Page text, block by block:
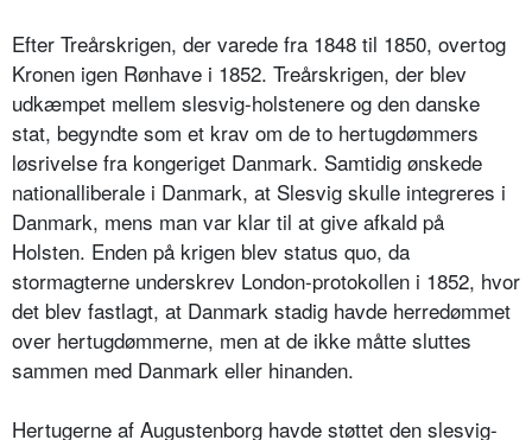
Efter Treårskrigen, der varede fra 1848 til 1850, overtog
Kronen igen Rønhave i 1852. Treårskrigen, der blev
udkæmpet mellem slesvig-holstenere og den danske
stat, begyndte som et krav om de to hertugdømmers
løsrivelse fra kongeriget Danmark. Samtidig ønskede
nationalliberale i Danmark, at Slesvig skulle integreres i
Danmark, mens man var klar til at give afkald på
Holsten. Enden på krigen blev status quo, da
stormagterne underskrev London-protokollen i 1852, hvor
det blev fastlagt, at Danmark stadig havde herredømmet
over hertugdømmerne, men at de ikke måtte sluttes
sammen med Danmark eller hinanden.
Hertugerne af Augustenborg havde støttet den slesvig-